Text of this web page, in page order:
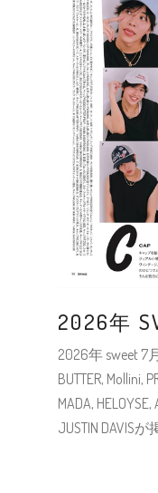
2026年
2026年 sweet 7
BUTTER, Mollini,
MADA, HELOYSE,
JUSTIN DAVIS